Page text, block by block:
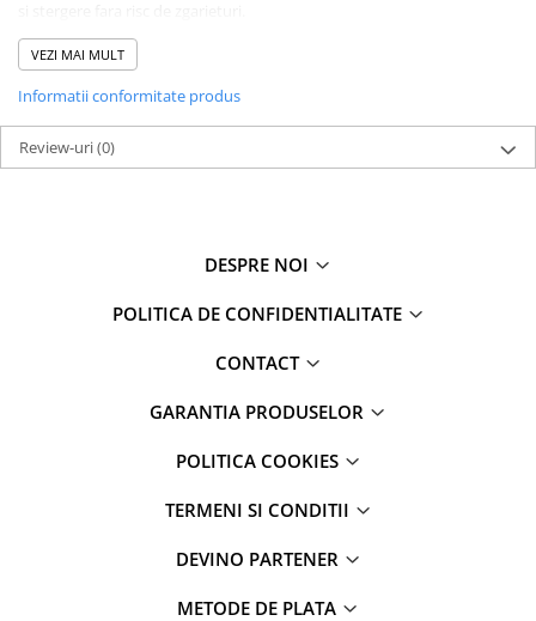
Impreuna, aceste produse formeaza un set practic si eficient pentru
intretinerea tapiteriei din piele, potrivit atat pentru utilizatori
Continut pachet:
Deturner Leather Protector – 500 ml
White Microfiber
Recomandat pentru:
VEZI MAI MULT
Informatii conformitate produs
Review-uri(0)
DESPRE NOI
POLITICA DE CONFIDENTIALITATE
CONTACT
GARANTIA PRODUSELOR
POLITICA COOKIES
TERMENI SI CONDITII
DEVINO PARTENER
METODE DE PLATA